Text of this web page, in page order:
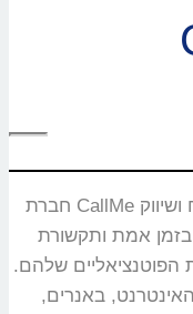
חברת CallMe נוסדה בשנת 2008 ומתמחה בפיתוח ושיווק
בזמן אמת ותקשורת
הפוטנציאליים שלהם.
באנרים,